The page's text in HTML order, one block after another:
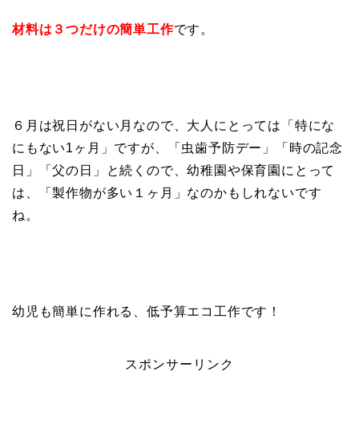
材料は３つだけの簡単工作です。
６月は祝日がない月なので、大人にとっては「特にな
にもない1ヶ月」ですが、「虫歯予防デー」「時の記念
日」「父の日」と続くので、幼稚園や保育園にとって
は、「製作物が多い１ヶ月」なのかもしれないです
ね。
幼児も簡単に作れる、低予算エコ工作です！
スポンサーリンク